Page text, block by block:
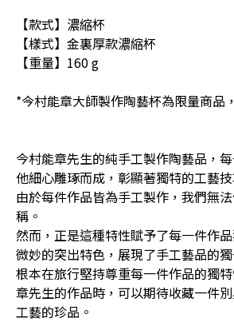
【款式】濃縮杯
【樣式】金裏厚款濃縮杯
【重量】160 g
*今村能章大師製作陶藝杯為限量商品
今村能章先生的純手工製作陶藝品，
他細心雕琢而成，彰顯著獨特的工藝
由於每件作品皆為手工製作，我們無
稱。
然而，正是這種特性賦予了每一件作
微妙的突出特色，展現了手工藝品的
根本在旅行堅持尊重每一件作品的獨
章先生的作品時，可以期待收藏一件
工藝的珍品。